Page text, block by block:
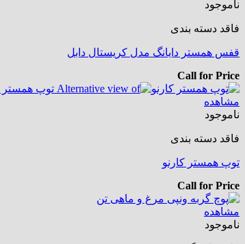
ناموجود
فاقد دسته بندی
قفس همستر دایانگ مدل کریستال دابل
Call for Price
مشاهده
ناموجود
فاقد دسته بندی
توپ همستر کارنو
Call for Price
مشاهده
ناموجود